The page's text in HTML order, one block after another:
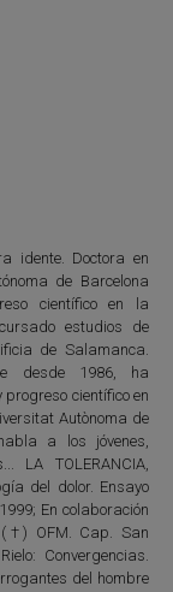
idente. Doctora en
de Barcelona
científico en la
estudios de
de Salamanca.
desde 1986, ha
científico en
Autònoma de
a los jóvenes,
LA TOLERANCIA,
del dolor. Ensayo
En colaboración
(†) OFM. Cap. San
Convergencias.
del hombre